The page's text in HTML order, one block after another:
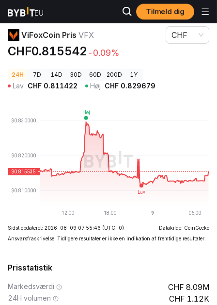
Tilmeld dig
Kryptopriser
ViFoxCoin Pris VFX
CHF0.815542 -0.09%
CHF
24H 7D 14D 30D 60D 200D 1Y
Lav CHF 0.811422 Høj CHF 0.829679
Sidst opdateret: 2026-08-09 07:55:46 (UTC+0)
Datakilde: CoinGecko
Ansvarsfraskrivelse: Tidligere resultater er ikke en indikation af fremtidige resultater.
Prisstatistik
Markedsværdi 8.09M
24H volumen 1.12K